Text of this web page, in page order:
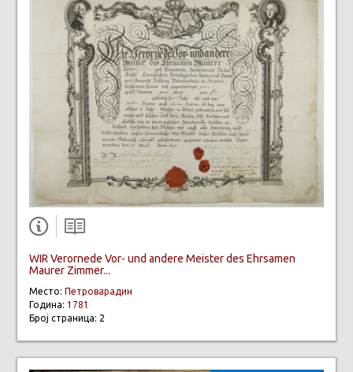
WIR Verornede Vor- und andere Meister des Ehrsamen
Maurer Zimmer...
Место: Петроварадин
Година: 1781
Број страница: 2